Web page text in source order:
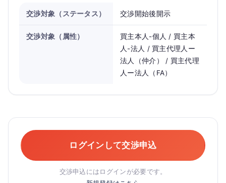
交渉対象（ステータス） 交渉開始後開示
交渉対象（属性）
買主本人-個人 / 買主本
人-法人 / 買主代理人ー
法人（仲介） / 買主代理
人ー法人（FA）
ログインして交渉申込
交渉申込にはログインが必要です。